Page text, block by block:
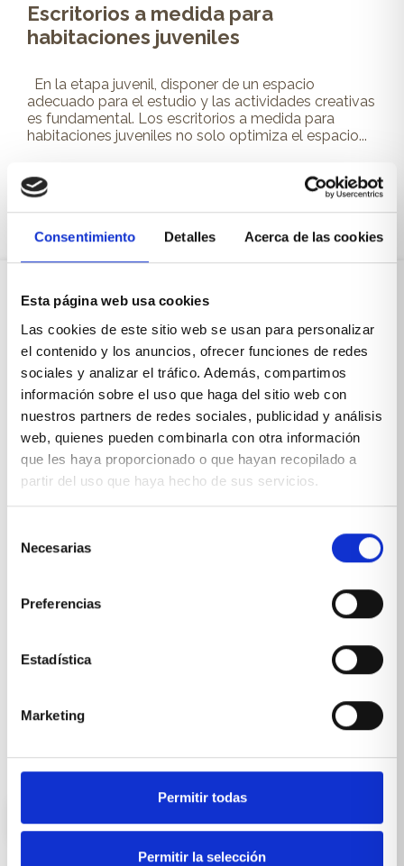
Consentimiento Detalles Acerca de las cookies
Esta página web usa cookies
Las cookies de este sitio web se usan para personalizar
el contenido y los anuncios, ofrecer funciones de redes
sociales y analizar el tráfico. Además, compartimos
información sobre el uso que haga del sitio web con
nuestros partners de redes sociales, publicidad y análisis
web, quienes pueden combinarla con otra información
que les haya proporcionado o que hayan recopilado a
partir del uso que haya hecho de sus servicios.
Necesarias
Preferencias
Estadística
Marketing
Permitir todas
Permitir la selección
Escritorios a medida para
habitaciones juveniles
En la etapa juvenil, disponer de un espacio
adecuado para el estudio y las actividades creativas
es fundamental. Los escritorios a medida para
habitaciones juveniles no solo optimiza el espacio...
Sobre Xíkara
Inicio
Blog
Reseñas Google
SOLICITA UNA CITA
Cocinas a medida
Profesionales